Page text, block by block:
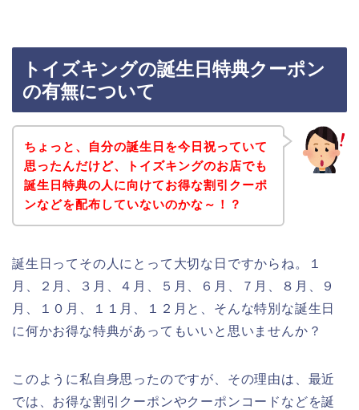
トイズキングの誕生日特典クーポン
の有無について
ちょっと、自分の誕生日を今日祝っていて
思ったんだけど、トイズキングのお店でも
誕生日特典の人に向けてお得な割引クーポ
ンなどを配布していないのかな～！？
誕生日ってその人にとって大切な日ですからね。１
月、２月、３月、４月、５月、６月、７月、８月、９
月、１０月、１１月、１２月と、そんな特別な誕生日
に何かお得な特典があってもいいと思いませんか？
このように私自身思ったのですが、その理由は、最近
では、お得な割引クーポンやクーポンコードなどを誕